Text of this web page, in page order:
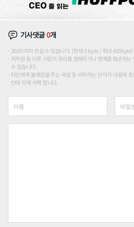
기사댓글0개
200자까지 쓰실 수 있습니다. (현재 0 byte / 최대 400byte)
저작권 등 다른 사람의 권리를 침해하거나 명예를 훼손하
수 있습니다.
타인에게 불쾌감을 주는 욕설 등 비하하는 단어가 내용에
단에 의해 삭제 합니다.